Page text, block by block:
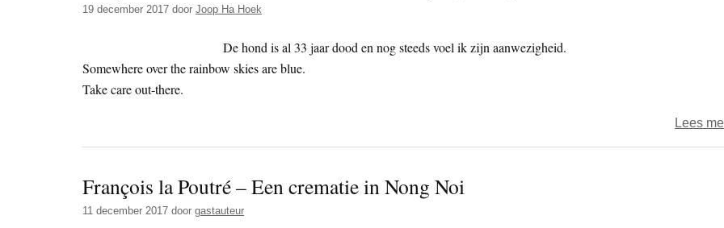
19 december 2017 door Joop Ha Hoek
De hond is al 33 jaar dood en nog steeds voel ik zijn aanwezigheid.
Somewhere over the rainbow skies are blue.
Take care out-there.
Lees
François la Poutré – Een crematie in Nong Noi
11 december 2017 door gastauteur